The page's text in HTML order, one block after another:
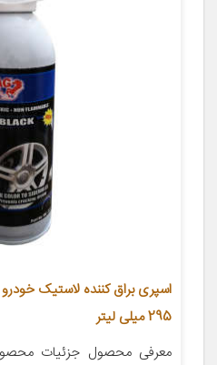
295 میلی لیتر